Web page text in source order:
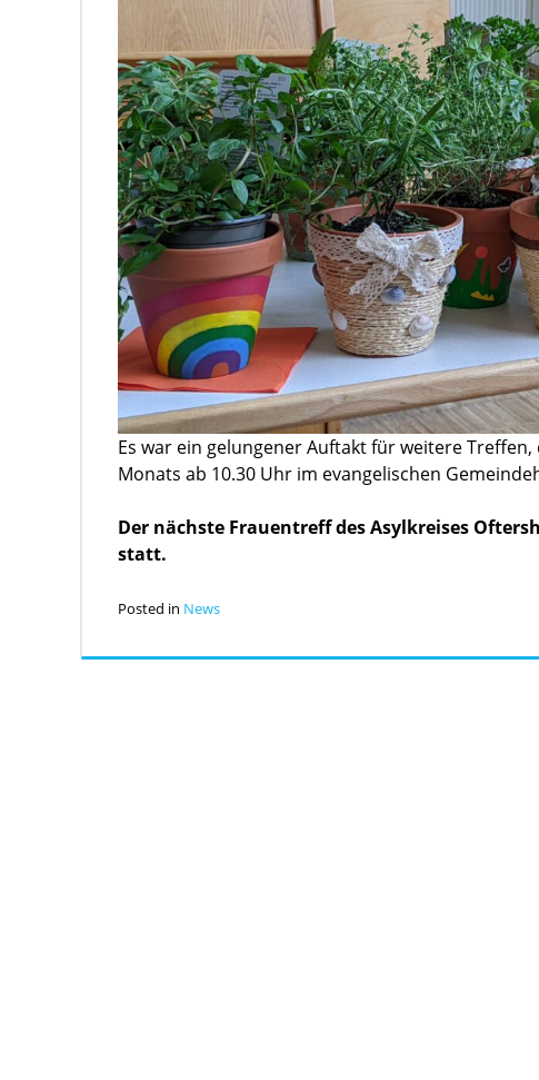
Es war ein gelungener Auftakt für weitere
Monats ab 10.30 Uhr im evangelischen
Der nächste Frauentreff des Asylkreises
statt.
Posted in News